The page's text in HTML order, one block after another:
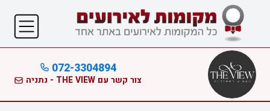
072-3304894
צור קשר עם THE VIEW - נתניה